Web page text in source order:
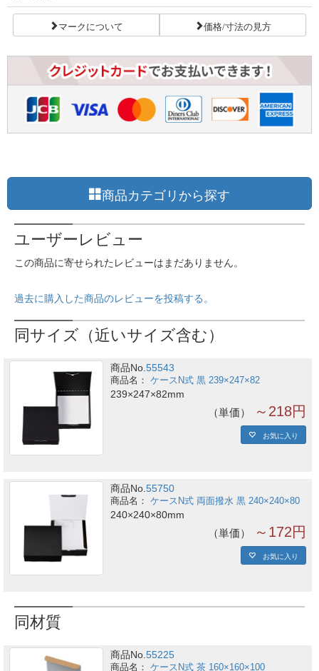
マークについて 価格/寸法の見方
商品カテゴリから探す
ユーザーレビュー
この商品に寄せられたレビューはまだありません。
過去に購入した商品のレビューを投稿する。
同サイズ（近いサイズ含む）
商品No.55543
ケースN式 黒 239×247×82
239×247×82mm
単価 ～218円
お気に入り
商品No.55750
ケースN式 両面撥水 黒 240×240×80
240×240×80mm
単価 ～172円
お気に入り
同材質
商品No.55225
ケースN式 茶 160×160×100